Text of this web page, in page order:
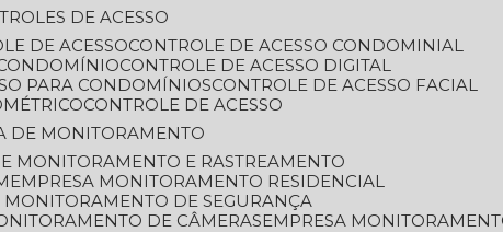
DE ACESSO
DE ACESSO
CONTROLE DE ACESSO CONDOMINIAL
CONDOMÍNIO
CONTROLE DE ACESSO DIGITAL
PARA CONDOMÍNIOS
CONTROLE DE ACESSO FACIAL
CONTROLE DE ACESSO
DE MONITORAMENTO
MONITORAMENTO E RASTREAMENTO
EMPRESA MONITORAMENTO RESIDENCIAL
MONITORAMENTO DE SEGURANÇA
DE CÂMERAS
EMPRESA